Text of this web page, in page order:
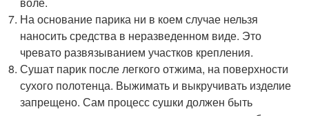
На основание парика ни в коем случае нельзя
наносить средства в неразведенном виде. Это
чревато развязыванием участков крепления.
Сушат парик после легкого отжима, на поверхности
сухого полотенца. Выжимать и выкручивать изделие
запрещено. Сам процесс сушки должен быть